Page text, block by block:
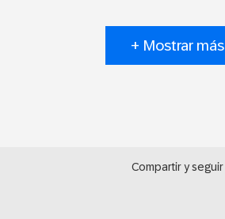
+ Mostrar más
Compartir y seguir